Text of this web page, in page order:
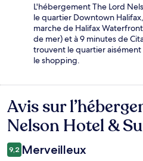
L'hébergement The Lord
le quartier Downtown
marche de Halifax
de mer) et à 9 minutes de
trouvent le quartier
le shopping.
Avis
Avis sur
Nelson Hotel &
9,2 Merveilleux